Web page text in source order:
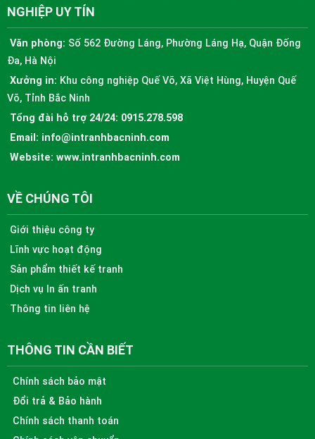
NGHIỆP UY TÍN
Văn phòng: Số 562 Đường Láng, Phường Láng Hạ, Quận Đống
Đa, Hà Nội
Xưởng in: Khu công nghiệp Quế Võ, Xã Việt Hùng, Huyện Quế
Võ, Tỉnh Bắc Ninh
Tổng đài hỗ trợ 24/24: 0915.278.598
Email: info@intranhbacninh.com
Website: www.intranhbacninh.com
VỀ CHÚNG TÔI
Giới thiệu công ty
Lĩnh vực hoạt động
Sản phẩm thiết kế tranh
Dịch vụ In ấn tranh
Thông tin liên hệ
THÔNG TIN CẦN BIẾT
Chính sách bảo mật
Đổi trả & Bảo hành
Chính sách thanh toán